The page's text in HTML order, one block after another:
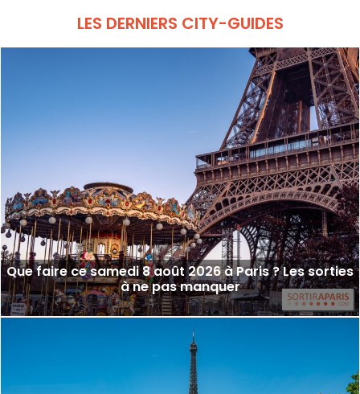
LES DERNIERS CITY-GUIDES
Que faire ce samedi 8 août 2026 à Paris ? Les sorties
à ne pas manquer